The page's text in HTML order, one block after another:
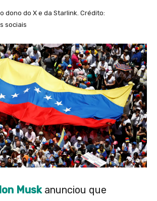
dono do X e da Starlink. Crédito:
sociais
Muskanunciou que